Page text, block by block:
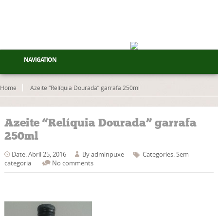
NAVIGATION
Home Azeite “Relíquia Dourada” garrafa 250ml
Azeite “Relíquia Dourada” garrafa
250ml
Date: Abril 25, 2016 Byadminpuxe
Categories: Sem
categoria
No comments